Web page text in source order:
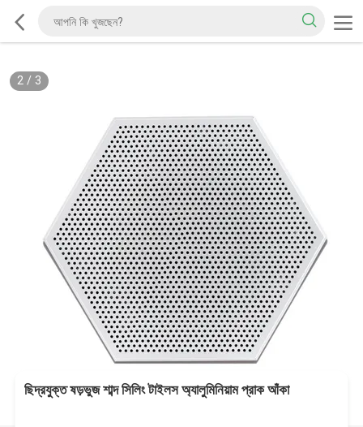
2/ 3
ছিদ্রযুক্ত ষড়ভুজ শাব্দ সিলিং টাইলস অ্যালুমিনিয়াম প্রাক আঁকা